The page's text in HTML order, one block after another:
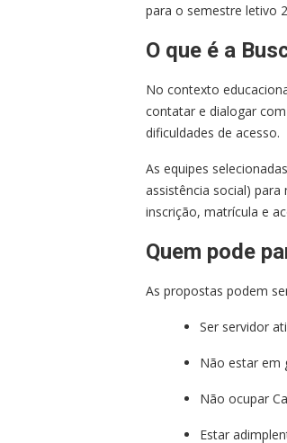
para o semestre letivo
O que é a
No contexto
contatar e dialogar
dificuldades de acesso.
As equipes
assistência social)
inscrição, matrícula e
Quem pode
As propostas podem
Ser servidor
Não estar em
Não ocupar
Estar